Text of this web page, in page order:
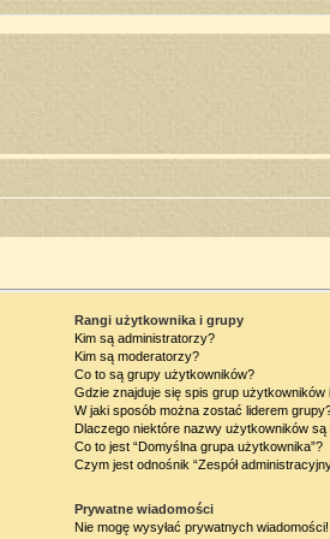
Rangi użytkownika i grupy
Kim są administratorzy?
Kim są moderatorzy?
Co to są grupy użytkowników?
Gdzie znajduje się spis grup użytkowników
W jaki sposób można zostać liderem
Dlaczego niektóre nazwy użytkowników
Co to jest “Domyślna grupa użytkownika”?
Czym jest odnośnik “Zespół
Prywatne wiadomości
Nie mogę wysyłać prywatnych wiadomości!